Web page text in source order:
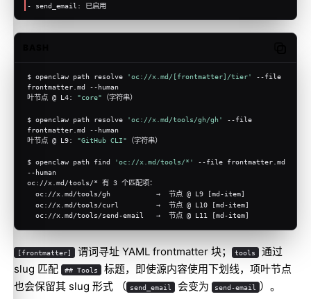
- send_email: 已启用
$ openclaw path resolve 'oc://x.md/[frontmatter]/tier'
--file
frontmatter.md --human
叶节点 @ L4: "core" （字符串）
$ openclaw path resolve 'oc://x.md/tools/gh/gh'
--file
frontmatter.md --human
叶节点 @ L9: "GitHub CLI" （字符串）
$ openclaw path find 'oc://x.md/tools/*'
--file frontmatter.md
--human
oc://x.md/tools/* 有 3 个匹配项：
  oc://x.md/tools/gh           →  节点 @ L9 [md-item]
  oc://x.md/tools/curl         →  节点 @ L10 [md-item]
  oc://x.md/tools/send-email   →  节点 @ L11 [md-item]
[frontmatter] 谓词寻址 YAML frontmatter 块； tools
通过
slug 匹配
## Tools 标题，即使源内容使用下划线，项叶节点
也会保留其 slug 形式 （ send_email 会变为 send-email ）。